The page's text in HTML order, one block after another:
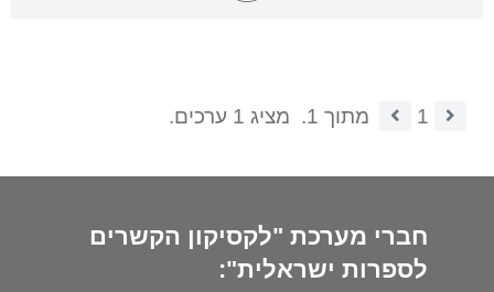
1 מתוך 1. מציג 1 ערכים.
חברי מערכת "לקסיקון הקשרים
לספרות ישראלית":